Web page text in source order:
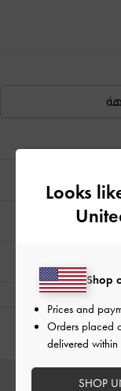
Looks
Shop
Prices and
Orders placed
delivered
SHOP